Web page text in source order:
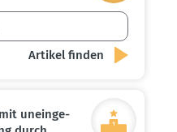
mit unein­ge­